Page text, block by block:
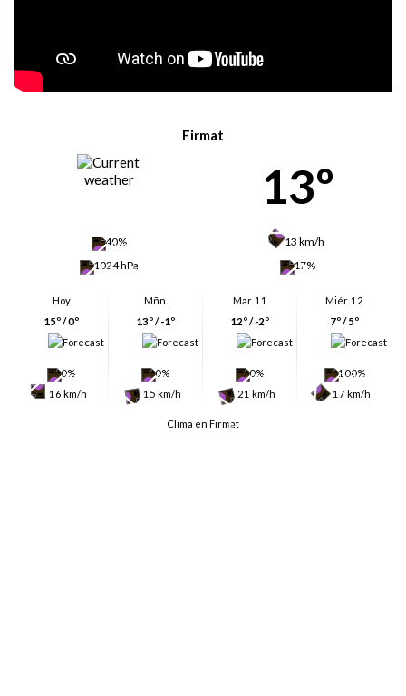
Firmat
13º
40%
13 km/h
1024 hPa
17%
Hoy
15º / 0º
0%
16 km/h
Mñn.
13º / -1º
0%
15 km/h
Mar. 11
12º / -2º
0%
21 km/h
Miér. 12
7º / 5º
100%
17 km/h
Clima en Firmat